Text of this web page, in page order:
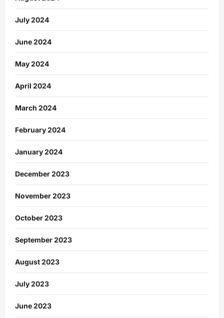
July 2024
June 2024
May 2024
April 2024
March 2024
February 2024
January 2024
December 2023
November 2023
October 2023
September 2023
August 2023
July 2023
June 2023